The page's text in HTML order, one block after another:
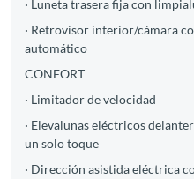
· Luneta trasera fija con
· Retrovisor interior/cámara
automático
CONFORT
· Limitador de velocidad
· Elevalunas eléctricos
un solo toque
· Dirección asistida eléctrica